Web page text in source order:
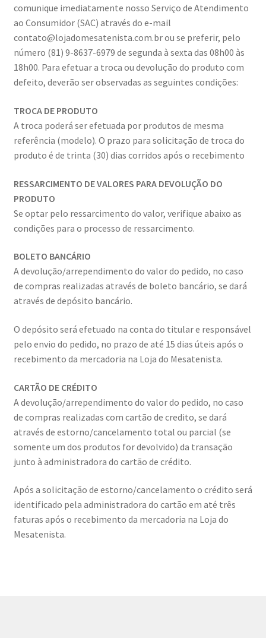
comunique imediatamente nosso Serviço de Atendimento
ao Consumidor (SAC) através do e-mail
contato@lojadomesatenista.com.br ou se preferir, pelo
número (81) 9-8637-6979 de segunda à sexta das 08h00 às
18h00. Para efetuar a troca ou devolução do produto com
defeito, deverão ser observadas as seguintes condições:
TROCA DE PRODUTO
A troca poderá ser efetuada por produtos de mesma
referência (modelo). O prazo para solicitação de troca do
produto é de trinta (30) dias corridos após o recebimento
RESSARCIMENTO DE VALORES PARA DEVOLUÇÃO DO
PRODUTO
Se optar pelo ressarcimento do valor, verifique abaixo as
condições para o processo de ressarcimento.
BOLETO BANCÁRIO
A devolução/arrependimento do valor do pedido, no caso
de compras realizadas através de boleto bancário, se dará
através de depósito bancário.
O depósito será efetuado na conta do titular e responsável
pelo envio do pedido, no prazo de até 15 dias úteis após o
recebimento da mercadoria na Loja do Mesatenista.
CARTÃO DE CRÉDITO
A devolução/arrependimento do valor do pedido, no caso
de compras realizadas com cartão de credito, se dará
através de estorno/cancelamento total ou parcial (se
somente um dos produtos for devolvido) da transação
junto à administradora do cartão de crédito.
Após a solicitação de estorno/cancelamento o crédito será
identificado pela administradora do cartão em até três
faturas após o recebimento da mercadoria na Loja do
Mesatenista.